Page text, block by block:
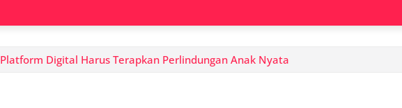
Digital Harus Terapkan Perlindungan Anak Nyata